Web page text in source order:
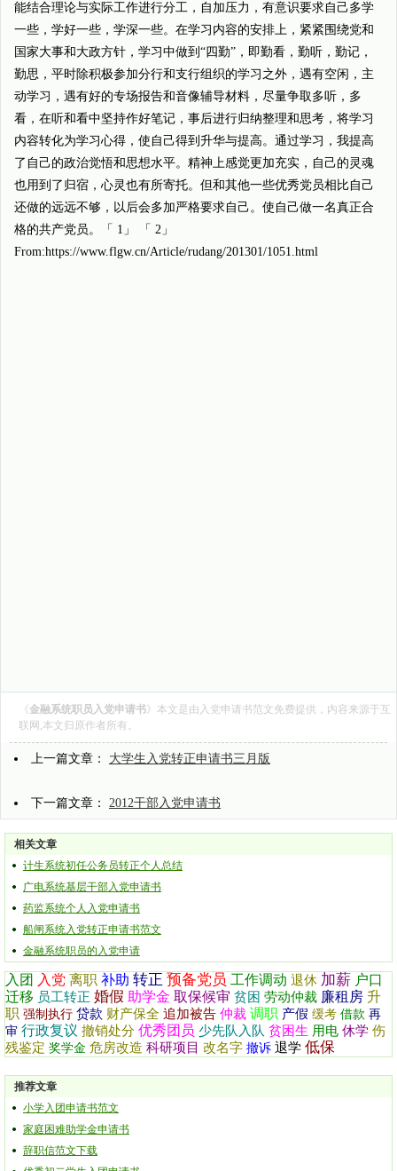
能结合理论与实际工作进行分工，自加压力，有意识要求自己多学
一些，学好一些，学深一些。在学习内容的安排上，紧紧围绕党和
国家大事和大政方针，学习中做到“四勤”，即勤看，勤听，勤记，
勤思，平时除积极参加分行和支行组织的学习之外，遇有空闲，主
动学习，遇有好的专场报告和音像辅导材料，尽量争取多听，多
看，在听和看中坚持作好笔记，事后进行归纳整理和思考，将学习
内容转化为学习心得，使自己得到升华与提高。通过学习，我提高
了自己的政治觉悟和思想水平。精神上感觉更加充实，自己的灵魂
也用到了归宿，心灵也有所寄托。但和其他一些优秀党员相比自己
还做的远远不够，以后会多加严格要求自己。使自己做一名真正合
格的共产党员。「 1」 「 2」
From:https://www.flgw.cn/Article/rudang/201301/1051.html
《金融系统职员入党申请书》本文是由 入党申请书范文免费提供，内容来源于互
联网,本文归原作者所有。
上一篇文章： 大学生入党转正申请书三月版
下一篇文章： 2012干部入党申请书
相关文章
计生系统初任公务员转正个人总结
广电系统基层干部入党申请书
药监系统个人入党申请书
船闸系统入党转正申请书范文
金融系统职员的入党申请
入团 入党 离职 补助 转正 预备党员 工作调动 退休 加薪 户口
迁移 员工转正 婚假 助学金 取保候审 贫困 劳动仲裁 廉租房 升
职 强制执行 贷款 财产保全 追加被告 仲裁 调职 产假 缓考 借款 再
审 行政复议 撤销处分 优秀团员 少先队入队 贫困生 用电 休学 伤
残鉴定 奖学金 危房改造 科研项目 改名字 撤诉 退学 低保
推荐文章
小学入团申请书范文
家庭困难助学金申请书
辞职信范文下载